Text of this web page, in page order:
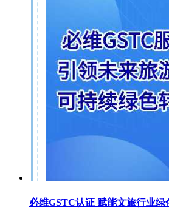
必维GSTC认证 赋能文旅行业绿